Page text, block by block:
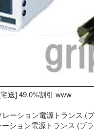
送] 49.0%割引 www
ション電源トランス (ブ